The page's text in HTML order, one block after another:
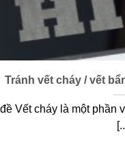
Tránh vết cháy / vết
Vết cháy là một phần